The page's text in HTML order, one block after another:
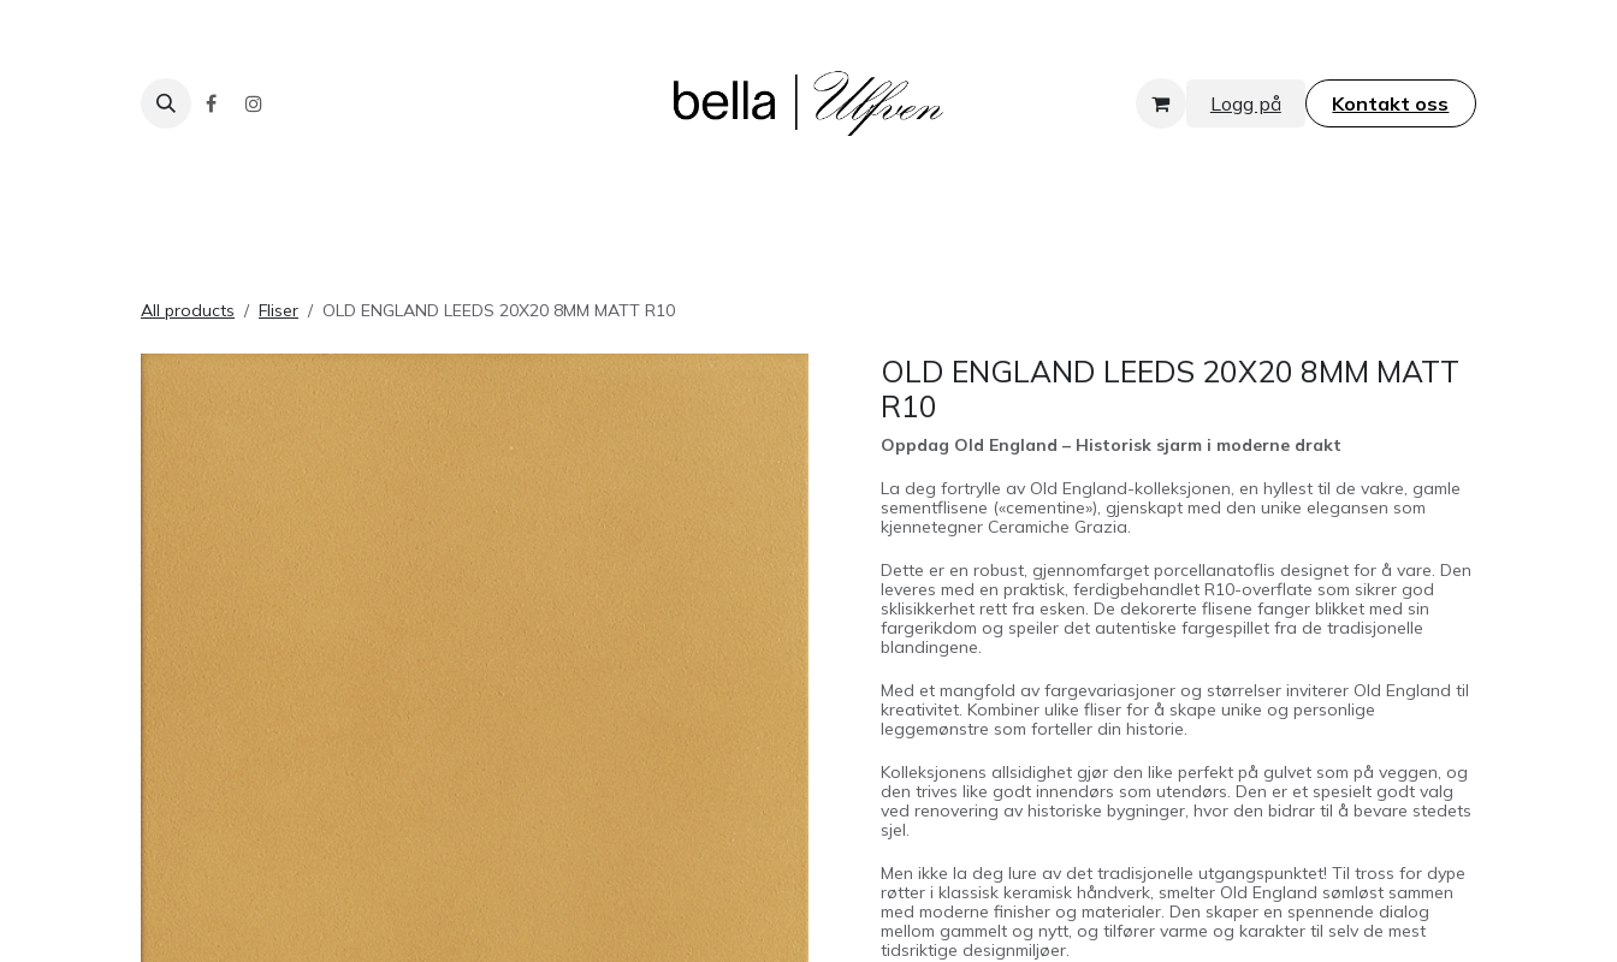
Logg på Kontakt oss​​​​​​​
All products Fliser OLD ENGLAND LEEDS 20X20 8MM MATT R10
OLD ENGLAND LEEDS 20X20 8MM MATT
R10
Oppdag Old England – Historisk sjarm i moderne drakt
La deg fortrylle av Old England-kolleksjonen, en hyllest til de vakre, gamle
sementflisene («cementine»), gjenskapt med den unike elegansen som
kjennetegner Ceramiche Grazia.
Dette er en robust, gjennomfarget porcellanatoflis designet for å vare. Den
leveres med en praktisk, ferdigbehandlet R10-overflate som sikrer god
sklisikkerhet rett fra esken. De dekorerte flisene fanger blikket med sin
fargerikdom og speiler det autentiske fargespillet fra de tradisjonelle
blandingene.
Med et mangfold av fargevariasjoner og størrelser inviterer Old England til
kreativitet. Kombiner ulike fliser for å skape unike og personlige
leggemønstre som forteller din historie.
Kolleksjonens allsidighet gjør den like perfekt på gulvet som på veggen, og
den trives like godt innendørs som utendørs. Den er et spesielt godt valg
ved renovering av historiske bygninger, hvor den bidrar til å bevare stedets
sjel.
Men ikke la deg lure av det tradisjonelle utgangspunktet! Til tross for dype
røtter i klassisk keramisk håndverk, smelter Old England sømløst sammen
med moderne finisher og materialer. Den skaper en spennende dialog
mellom gammelt og nytt, og tilfører varme og karakter til selv de mest
tidsriktige designmiljøer.